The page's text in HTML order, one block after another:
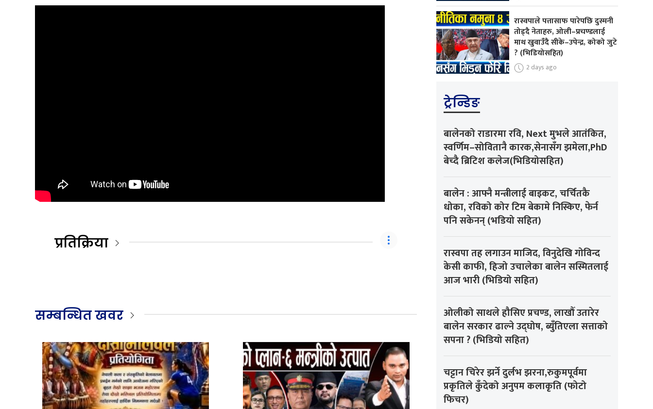
प्रतिक्रिया
सम्बन्धित खवर
रास्वपाले पत्तासाफ पारेपछि दुस्मनी
तोड्दै नेताहरु, ओली–प्रचण्डलाई
माथ खुवाउँदै सीके–उपेन्द्र, कोको जुटे
? (भिडियोसहित)
2 days ago
ट्रेन्डिङ
बालेनको राडारमा रवि, Next मुभले आतंकित,
स्वर्णिम–सोवितानै कारक,सेनासँग झमेला,PhD
बेच्दै ब्रिटिश कलेज(भिडियोसहित)
बालेन : आफ्नै मन्त्रीलाई बाइकट, चर्चितकै
धोका, रविको कोर टिम बेकामे निस्किए, फेर्न
पनि सकेनन् (भडियो सहित)
रास्वपा तह लगाउन माजिद, विनुदेखि गोविन्द
केसी काफी, हिजो उचालेका बालेन सस्मितलाई
आज भारी (भिडियो सहित)
ओलीको साथले हौसिए प्रचण्ड, लाखौँ उतारेर
बालेन सरकार ढाल्ने उद्घोष, ब्युँतिएला सत्ताको
सपना ? (भिडियो सहित)
चट्टान चिरेर झर्ने दुर्लभ झरना,रुकुमपूर्वमा
प्रकृतिले कुँदेको अनुपम कलाकृति (फोटो
फिचर)